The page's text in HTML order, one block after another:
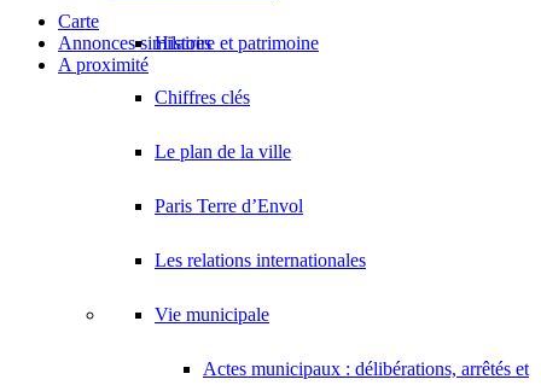
Histoire et patrimoine
Chiffres clés
Le plan de la ville
Paris Terre d’Envol
Les relations internationales
Vie municipale
Actes municipaux : délibérations, arrêtés et
Carte
Annonces similaires
A proximité